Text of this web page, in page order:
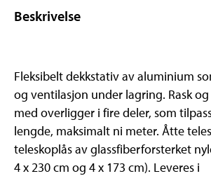
Beskrivelse
Fleksibelt dekkstativ av aluminium
og ventilasjon under lagring. Rask
med overligger i fire deler, som
lengde, maksimalt ni meter. Åtte
teleskoplås av glassfiberforsterket
4 x 230 cm og 4 x 173 cm). Leveres i